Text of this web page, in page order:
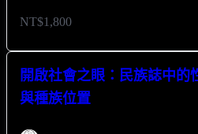
NT$1,800
開啟社會之眼：民族誌中的
與種族位置